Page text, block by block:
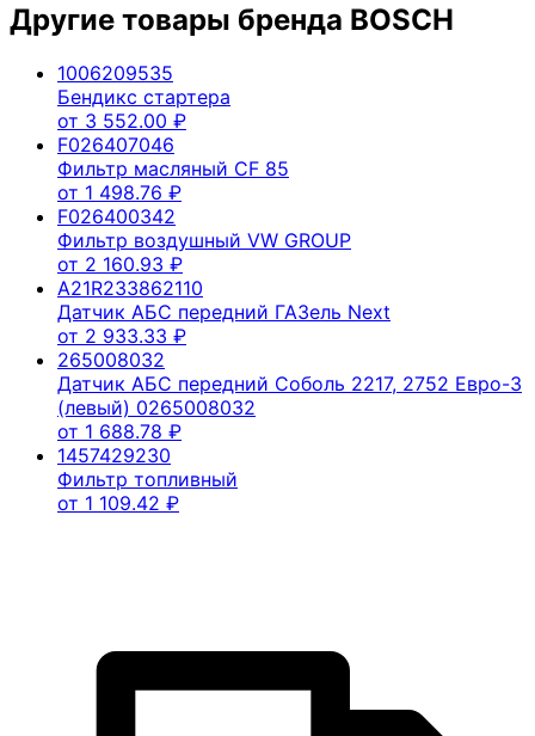
Другие товары бренда BOSCH
1006209535
Бендикс стартера
от 3 552.00 ₽
F026407046
Фильтр масляный CF 85
от 1 498.76 ₽
F026400342
Фильтр воздушный VW GROUP
от 2 160.93 ₽
A21R233862110
Датчик АБС передний ГАЗель Next
от 2 933.33 ₽
265008032
Датчик АБС передний Соболь 2217, 2752 Евро-3
(левый) 0265008032
от 1 688.78 ₽
1457429230
Фильтр топливный
от 1 109.42 ₽